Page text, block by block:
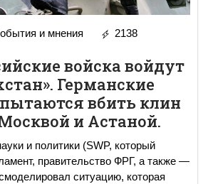
и мнения
2138
войска войдут
Германские
вбить клин
и Астаной.
и политики (SWP, который
правительство ФРГ, а также —
ситуацию, которая